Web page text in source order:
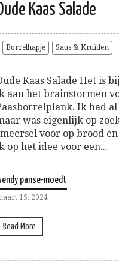
Kaas Salade
Borrelhapje Saus & Kruiden
Kaas Salade Het is
aan het brainstormen
Ik had
was eigenlijk op
voor op brood
op het idee voor een...
panse-moedt
15, 2024
Read More